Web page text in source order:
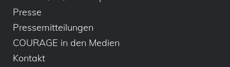
Presse
Pressemitteilungen
COURAGE in den Medien
Kontakt